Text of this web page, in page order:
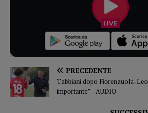
PRECEDENTE
Tabbiani dopo Fiorenzuola-
importante” – AUDIO